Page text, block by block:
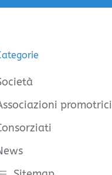
promotrici